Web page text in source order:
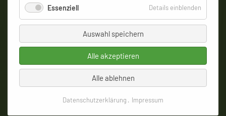
Galerie
Anfrage
Navigation
überspringen
Datenschutzerklärung
© 2026 Pension & Gaststätte "Am Frölichgut"
Essenziell Details einblenden
Auswahl speichern
Alle akzeptieren
Alle ablehnen
Datenschutzerklärung Impressum